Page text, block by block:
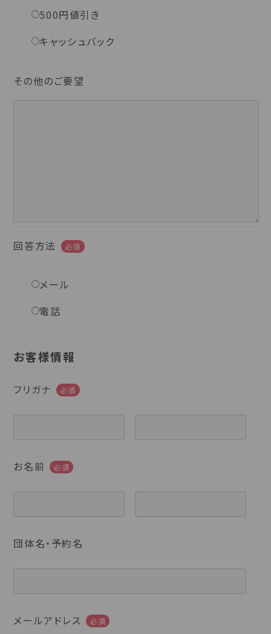
500円値引き
キャッシュバック
その他のご要望
回答方法 必須
メール
電話
お客様情報
フリガナ 必須
お名前 必須
団体名・予約名
メールアドレス 必須